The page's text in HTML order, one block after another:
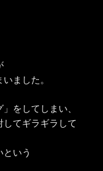
ました。
をしてしまい、
てギラギラして
いう